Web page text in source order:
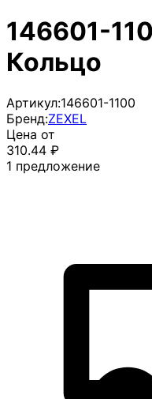
146601-
Кольцо
Артикул:146601-1100
Бренд:ZEXEL
Цена от
310.44 ₽
1 предложение